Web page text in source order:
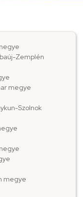
Zemplén
megye
Szolnok
megye